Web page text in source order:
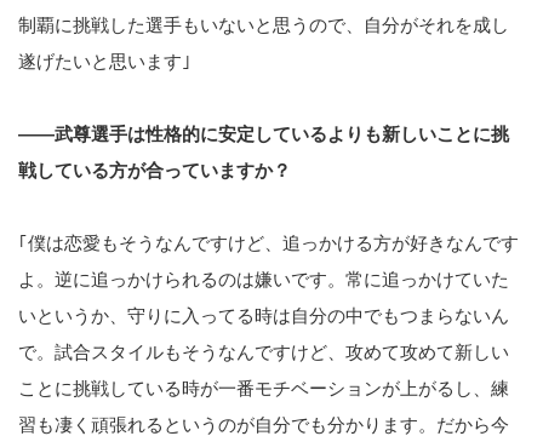
制覇に挑戦した選手もいないと思うので、自分がそれを成し
遂げたいと思います｣
――武尊選手は性格的に安定しているよりも新しいことに挑
戦している方が合っていますか？
｢僕は恋愛もそうなんですけど、追っかける方が好きなんです
よ。逆に追っかけられるのは嫌いです。常に追っかけていた
いというか、守りに入ってる時は自分の中でもつまらないん
で。試合スタイルもそうなんですけど、攻めて攻めて新しい
ことに挑戦している時が一番モチベーションが上がるし、練
習も凄く頑張れるというのが自分でも分かります。だから今